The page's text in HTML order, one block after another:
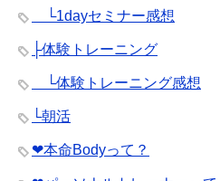
└1dayセミナー感想
├体験トレーニング
└体験トレーニング感想
└朝活
❤︎本命Bodyって？